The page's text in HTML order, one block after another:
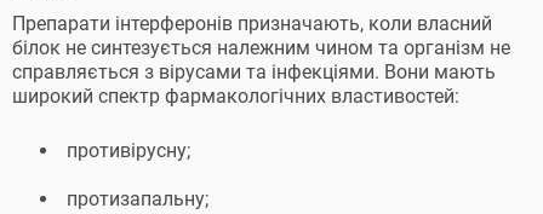
Препарати інтерферонів призначають, коли власний
білок не синтезується належним чином та організм не
справляється з вірусами та інфекціями. Вони мають
широкий спектр фармакологічних властивостей:
противірусну;
протизапальну;